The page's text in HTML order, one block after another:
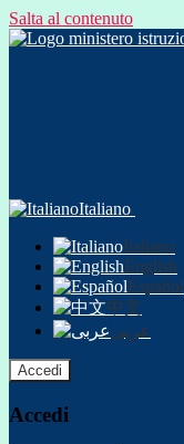
Salta al contenuto
Italiano
Italiano
English
Español
中文
عربى
Accedi
Accedi